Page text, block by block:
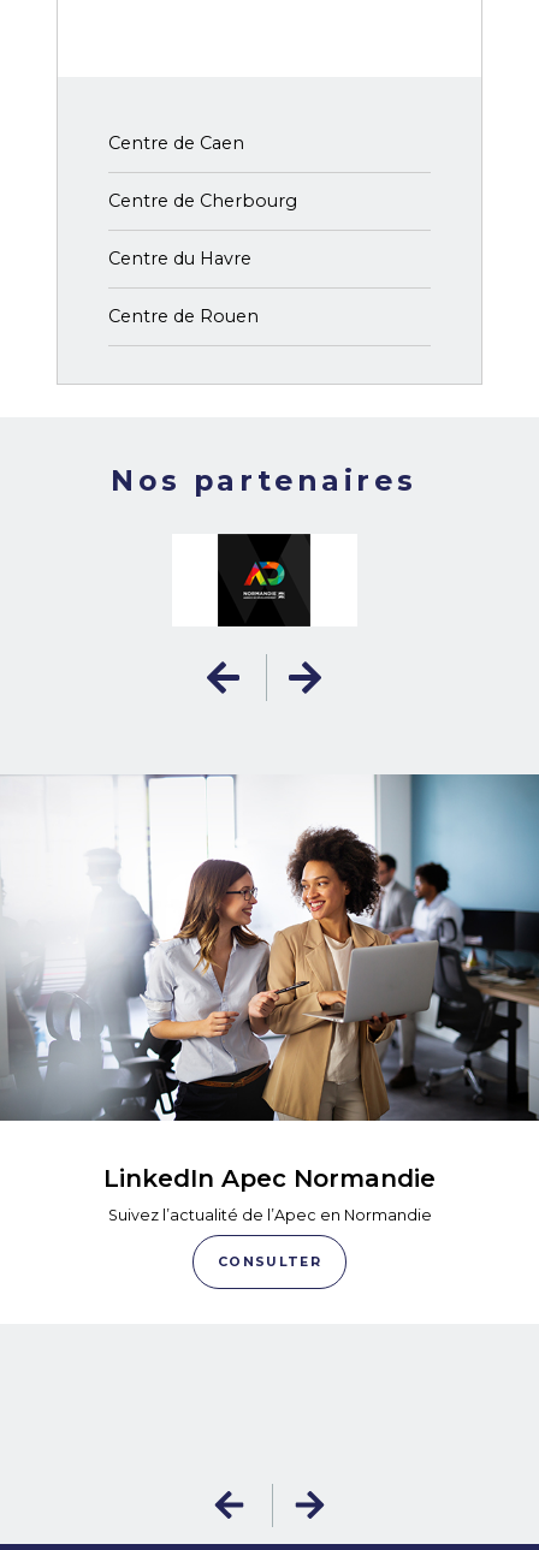
Centre de Caen
Centre de Cherbourg
Centre du Havre
Centre de Rouen
Nos partenaires
LinkedIn Apec Normandie
Suivez l’actualité de l’Apec en Normandie
CONSULTER